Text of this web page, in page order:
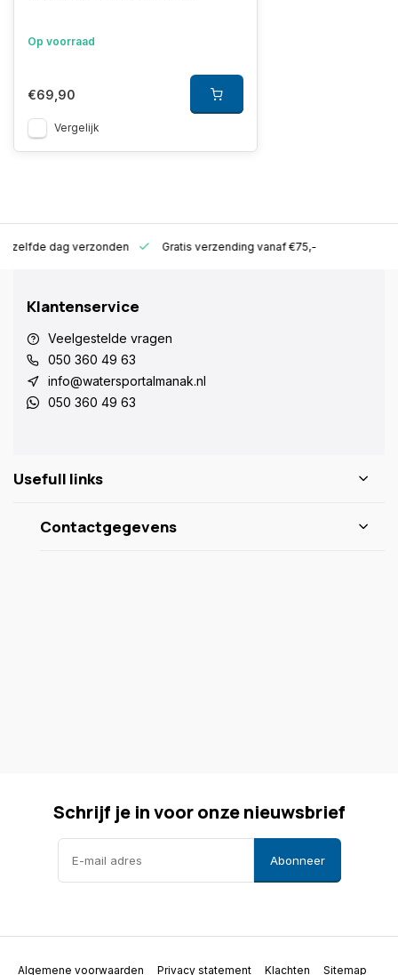
Op voorraad
€69,90
Vergelijk
zelfde dag verzonden Gratis verzending vanaf €75,-
Klantenservice
Veelgestelde vragen
050 360 49 63
info@watersportalmanak.nl
050 360 49 63
Usefull links
Contactgegevens
Schrijf je in voor onze nieuwsbrief
Abonneer
Algemene voorwaarden Privacy statement Klachten Sitemap